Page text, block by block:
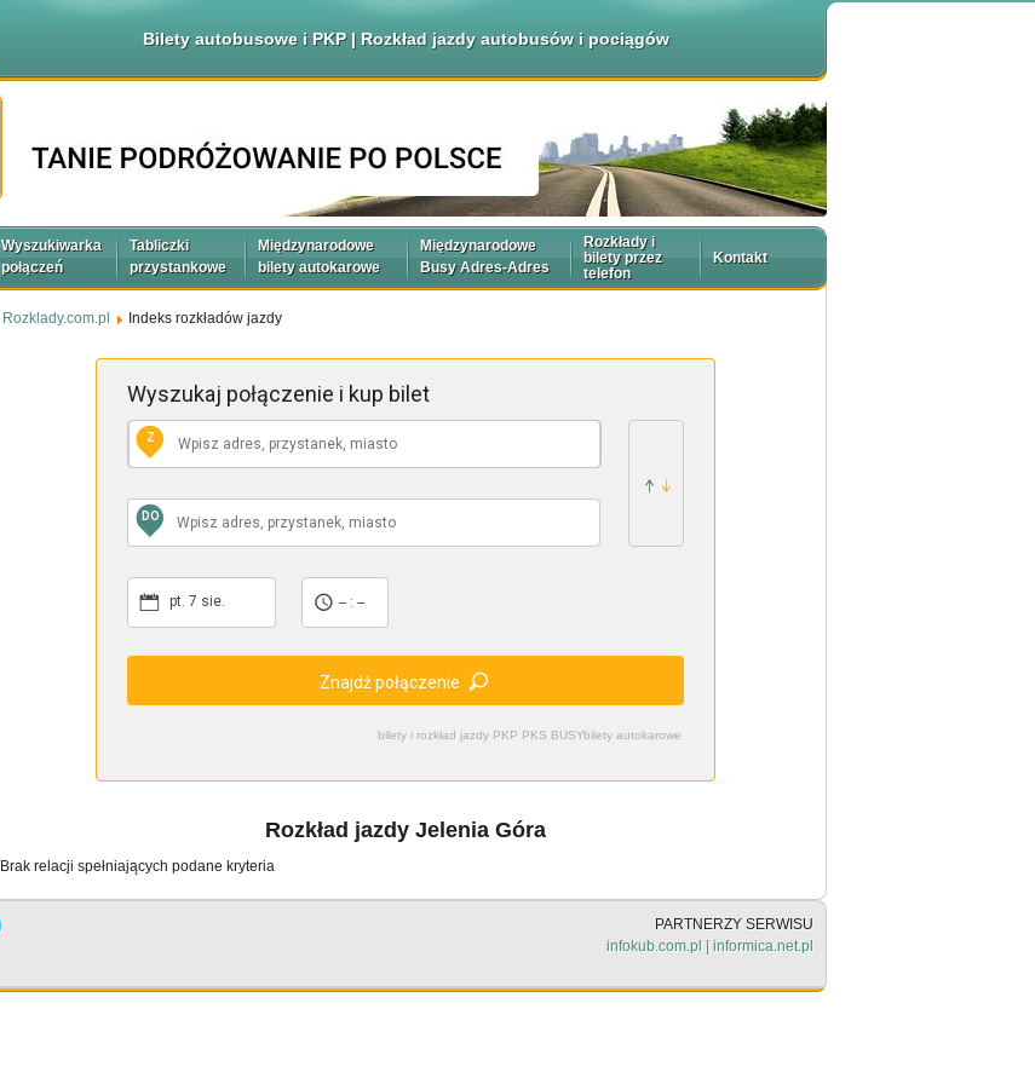
Bilety autobusowe i PKP | Rozkład jazdy autobusów i pociągów
Wyszukiwarka
połączeń
Tabliczki
przystankowe
Międzynarodowe
bilety autokarowe
Międzynarodowe
Busy Adres-Adres
Rozkłady i
bilety przez
telefon
Kontakt
Rozklady.com.pl Indeks rozkładów jazdy
bilety i rozkład jazdy PKP PKS BUSYbilety autokarowe
Wyszukaj połączenie i kup bilet
Z
DO
pt. 7 sie. -- : --
Znajdź połączenie
Rozkład jazdy Jelenia Góra
Brak relacji spełniających podane kryteria
PARTNERZY SERWISU
infokub.com.pl
informica.net.pl